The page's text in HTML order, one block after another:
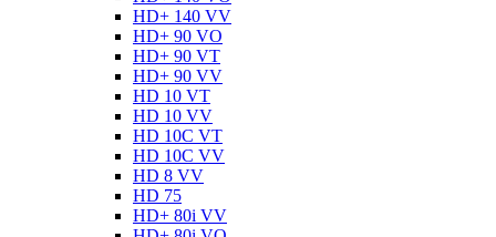
HD+ 140 VV
HD+ 90 VO
HD+ 90 VT
HD+ 90 VV
HD 10 VT
HD 10 VV
HD 10C VT
HD 10C VV
HD 8 VV
HD 75
HD+ 80i VV